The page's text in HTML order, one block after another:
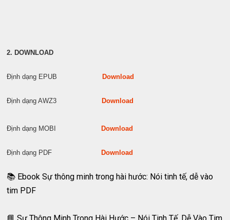
2. DOWNLOAD
Định dạng EPUBDownload
Định dạng AWZ3Download
Định dạng MOBIDownload
Định dạng PDFDownload
📚 Ebook Sự thông minh trong hài hước: Nói tinh tế, dễ vào
tim PDF
📘 Sự Thông Minh Trong Hài Hước – Nói Tinh Tế, Dễ Vào Tim